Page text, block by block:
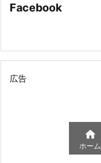
Facebook
広告

ホーム